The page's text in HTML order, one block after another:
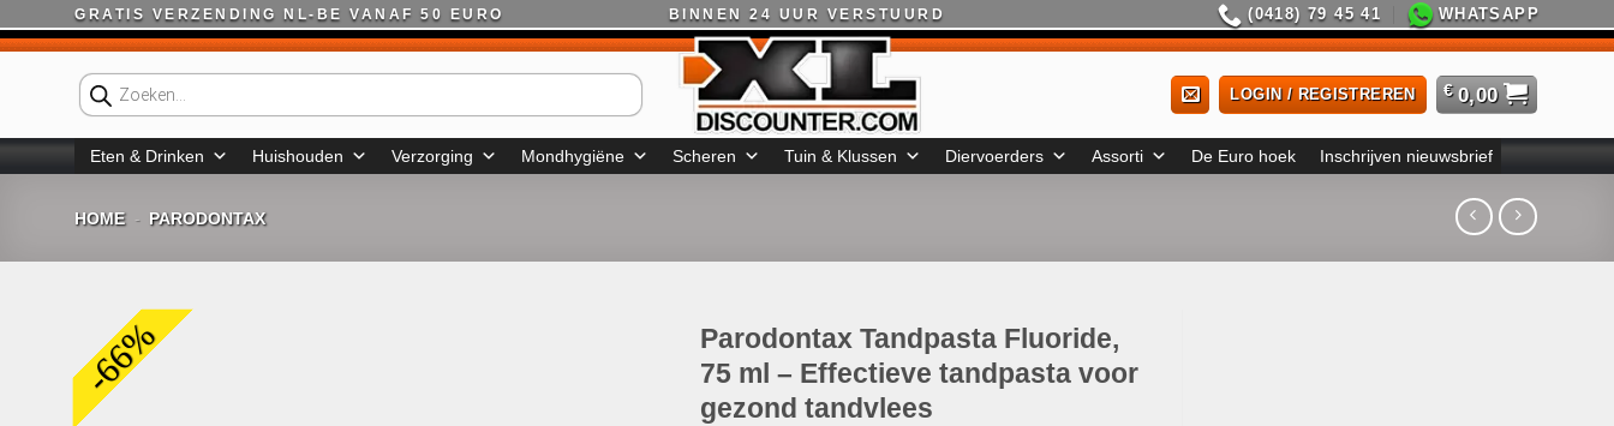
naar
GRATIS VERZENDING NL-BE VANAF 50 EURO BINNEN 24 UUR VERSTUURD (0418) 79 45 41 WHATSAPP
Producten
zoeken
LOGIN / REGISTREREN € 0,00
Eten & Drinken Huishouden Verzorging Mondhygiëne Scheren Tuin & Klussen Diervoerders Assorti De Euro hoek Inschrijven nieuwsbrief
HOME - PARODONTAX
-66%
Parodontax Tandpasta Fluoride,
75 ml – Effectieve tandpasta voor
gezond tandvlees